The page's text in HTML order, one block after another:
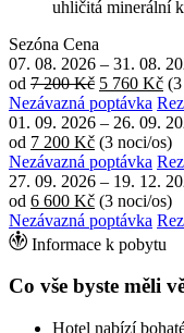
uhličitá minerální
Sezóna Cena
07. 08. 2026 – 31. 08.
od 7 200 Kč 5 760 Kč
Nezávazná poptávka
01. 09. 2026 – 26. 09.
od 7 200 Kč (3 noci/os)
Nezávazná poptávka
27. 09. 2026 – 19. 12.
od 6 600 Kč (3 noci/os)
Nezávazná poptávka
Informace k pobytu
Co vše byste měli
Hotel nabízí